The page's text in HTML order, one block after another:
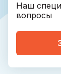
Наш
вопросы